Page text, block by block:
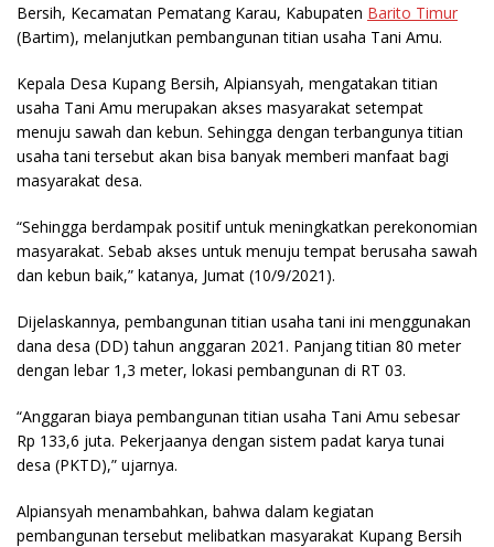
Bersih, Kecamatan Pematang Karau, Kabupaten Barito Timur
(Bartim), melanjutkan pembangunan titian usaha Tani Amu.
Kepala Desa Kupang Bersih, Alpiansyah, mengatakan titian
usaha Tani Amu merupakan akses masyarakat setempat
menuju sawah dan kebun. Sehingga dengan terbangunya titian
usaha tani tersebut akan bisa banyak memberi manfaat bagi
masyarakat desa.
“Sehingga berdampak positif untuk meningkatkan perekonomian
masyarakat. Sebab akses untuk menuju tempat berusaha sawah
dan kebun baik,” katanya, Jumat (10/9/2021).
Dijelaskannya, pembangunan titian usaha tani ini menggunakan
dana desa (DD) tahun anggaran 2021. Panjang titian 80 meter
dengan lebar 1,3 meter, lokasi pembangunan di RT 03.
“Anggaran biaya pembangunan titian usaha Tani Amu sebesar
Rp 133,6 juta. Pekerjaanya dengan sistem padat karya tunai
desa (PKTD),” ujarnya.
Alpiansyah menambahkan, bahwa dalam kegiatan
pembangunan tersebut melibatkan masyarakat Kupang Bersih